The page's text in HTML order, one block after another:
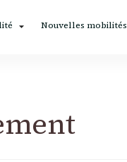
Nouvelles mobilités